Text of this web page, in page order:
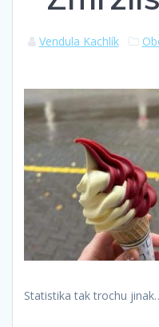
Vendula Kachlík
Statistika tak trochu